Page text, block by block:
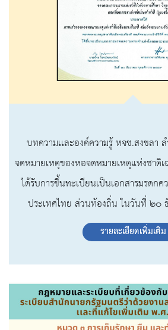
บทความเเละองค์ความรู้ หจช.สงขลา
จดหมายเหตุของหอจดหมายเหตุแห่งชาติ
ได้รับการขึ้นทะเบียนเป็นเอกสารมรดกค
ประเทศไทย ส่วนท้องถิ่น ในวันที่ ๒๐
๒๕๕๙
รายละเอียดเพิ่มเติม